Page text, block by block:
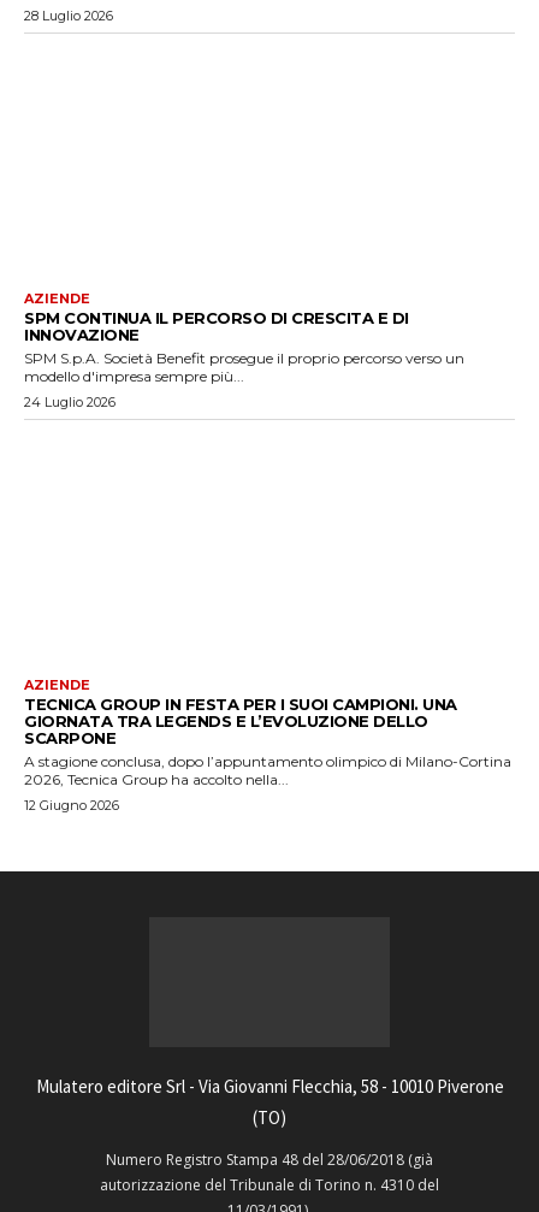
28 Luglio 2026
AZIENDE
SPM CONTINUA IL PERCORSO DI CRESCITA E DI
INNOVAZIONE
SPM S.p.A. Società Benefit prosegue il proprio percorso verso un
modello d'impresa sempre più...
24 Luglio 2026
AZIENDE
TECNICA GROUP IN FESTA PER I SUOI CAMPIONI. UNA
GIORNATA TRA LEGENDS E L’EVOLUZIONE DELLO
SCARPONE
A stagione conclusa, dopo l’appuntamento olimpico di Milano-Cortina
2026, Tecnica Group ha accolto nella...
12 Giugno 2026
Mulatero editore Srl - Via Giovanni Flecchia, 58 - 10010 Piverone
(TO)
Numero Registro Stampa 48 del 28/06/2018 (già
autorizzazione del Tribunale di Torino n. 4310 del